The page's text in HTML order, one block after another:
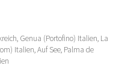
Genua (Portofino) Italien, La
Italien, Auf See, Palma de